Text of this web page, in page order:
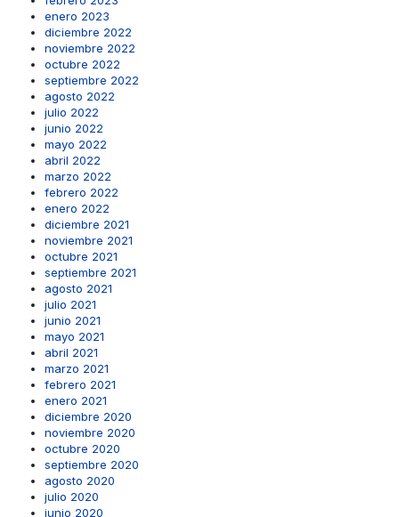
enero 2023
diciembre 2022
noviembre 2022
octubre 2022
septiembre 2022
agosto 2022
julio 2022
junio 2022
mayo 2022
abril 2022
marzo 2022
febrero 2022
enero 2022
diciembre 2021
noviembre 2021
octubre 2021
septiembre 2021
agosto 2021
julio 2021
junio 2021
mayo 2021
abril 2021
marzo 2021
febrero 2021
enero 2021
diciembre 2020
noviembre 2020
octubre 2020
septiembre 2020
agosto 2020
julio 2020
junio 2020